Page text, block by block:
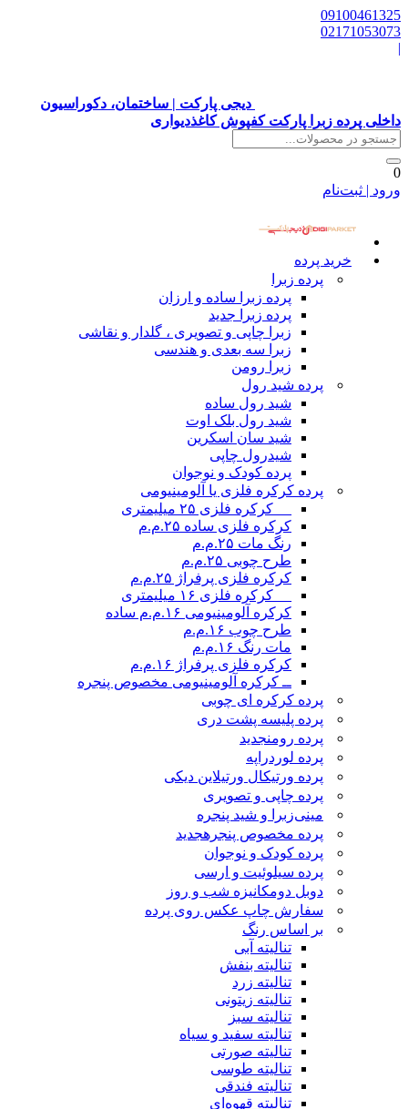
09100461325
02171053073
|
دیجی پارکت | ساختمان، دکوراسیون
داخلی پرده زبرا پارکت کفپوش کاغذدیواری
0
ورود | ثبت‌نام
خرید پرده
پرده زبرا
پرده زبرا ساده و ارزان
پرده زبرا جدید
زبرا چاپی و تصویری ، گلدار و نقاشی
زبرا سه بعدی و هندسی
زبرا رومن
پرده شید رول
شید رول ساده
شید رول بلک اوت
شید سان اسکرین
شیدرول چاپی
پرده کودک و نوجوان
پرده کرکره فلزی یا آلومینیومی
__ کرکره فلزی ۲۵ میلیمتری
کرکره فلزی ساده ۲۵.م.م
رنگ مات ۲۵.م.م
طرح چوبی ۲۵.م.م
کرکره فلزی پرفراژ ۲۵.م.م
__ کرکره فلزی ۱۶ میلیمتری
کرکره آلومینیومی ۱۶.م.م ساده
طرح چوب ۱۶.م.م
مات رنگ ۱۶.م.م
کرکره فلزی پرفراژ ۱۶.م.م
ــ کرکره آلومینیومی مخصوص پنجره
پرده کرکره ای چوبی
پرده پلیسه پشت دری
پرده رومنجدید
پرده لوردراپه
پرده ورتیکال ورتیلاین دیکی
پرده چاپی و تصویری
مینی‌زبرا و شید پنجره
پرده مخصوص پنجرهجدید
پرده کودک و نوجوان
پرده سیلوئیت و ارسی
دوبل دومکانیزه شب و روز
سفارش چاپ عکس روی پرده
بر اساس رنگ
تنالیته آبی
تنالیته بنفش
تنالیته زرد
تنالیته زیتونی
تنالیته سبز
تنالیته سفید و سیاه
تنالیته صورتی
تنالیته طوسی
تنالیته فندقی
تنالیته قهوه‌ای